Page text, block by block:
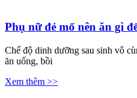
Phụ nữ đẻ mổ nên ăn gì
Chế độ dinh dưỡng sau sinh vô
ăn uống, bồi
Xem thêm >>